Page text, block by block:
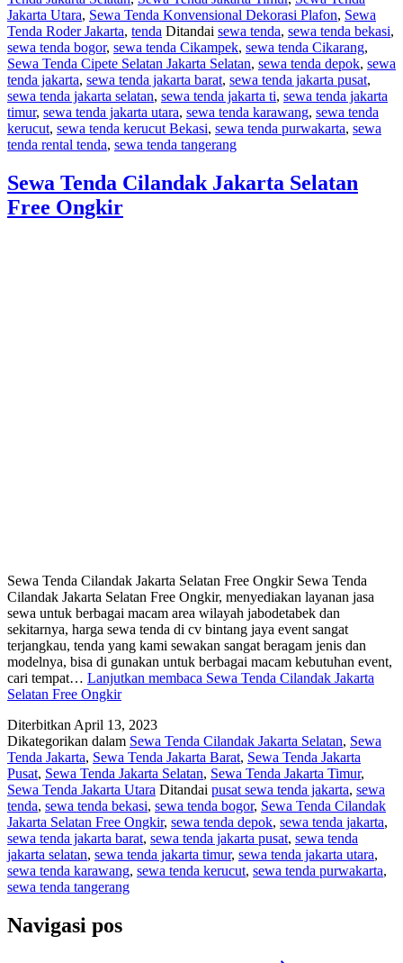
Jakarta Utara, Sewa Tenda Konvensional Dekorasi Plafon, Sewa
Tenda Roder Jakarta, tenda Ditandai sewa tenda, sewa tenda bekasi,
sewa tenda bogor, sewa tenda Cikampek, sewa tenda Cikarang,
Sewa Tenda Cipete Selatan Jakarta Selatan, sewa tenda depok, sewa
tenda jakarta, sewa tenda jakarta barat, sewa tenda jakarta pusat,
sewa tenda jakarta selatan, sewa tenda jakarta ti, sewa tenda jakarta
timur, sewa tenda jakarta utara, sewa tenda karawang, sewa tenda
kerucut, sewa tenda kerucut Bekasi, sewa tenda purwakarta, sewa
tenda rental tenda, sewa tenda tangerang
Sewa Tenda Cilandak Jakarta Selatan
Free Ongkir
Sewa Tenda Cilandak Jakarta Selatan Free Ongkir Sewa Tenda
Cilandak Jakarta Selatan Free Ongkir, menyediakan layanan jasa
sewa untuk berbagai macam area wilayah jabodetabek dan
sekitarnya, harga sewa tenda di cv bintang jaya event sangat
terjangkau, tenda yang kami sewakan sangat beragam jenis dan
modelnya, bisa di gunakan untuk berbagai macam kebutuhan event,
cari tempat… Lanjutkan membaca Sewa Tenda Cilandak Jakarta
Selatan Free Ongkir
Diterbitkan April 13, 2023
Dikategorikan dalam Sewa Tenda Cilandak Jakarta Selatan, Sewa
Tenda Jakarta, Sewa Tenda Jakarta Barat, Sewa Tenda Jakarta
Pusat, Sewa Tenda Jakarta Selatan, Sewa Tenda Jakarta Timur,
Sewa Tenda Jakarta Utara Ditandai pusat sewa tenda jakarta, sewa
tenda, sewa tenda bekasi, sewa tenda bogor, Sewa Tenda Cilandak
Jakarta Selatan Free Ongkir, sewa tenda depok, sewa tenda jakarta,
sewa tenda jakarta barat, sewa tenda jakarta pusat, sewa tenda
jakarta selatan, sewa tenda jakarta timur, sewa tenda jakarta utara,
sewa tenda karawang, sewa tenda kerucut, sewa tenda purwakarta,
sewa tenda tangerang
Navigasi pos